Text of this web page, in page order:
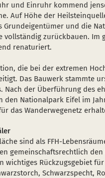
und Einruhr kommend
Auf Höhe der
Grundeigentümer und die
vollständig zurückbauen. Im
renaturiert.
die bei der extremen
Das Bauwerk stammte
Nach der Überführung des
den Nationalpark Eifel im
das Wanderwegenetz
sind als FFH-
gemeinschaftsrechtlich
wichtiges Rückzugsgebiet
Schwarzspecht,